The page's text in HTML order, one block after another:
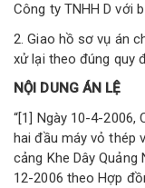
Công ty TNHH D với
2. Giao hồ sơ vụ án
xử lại theo đúng quy
NỘI DUNG ÁN LỆ
“[1] Ngày 10-4-2006,
hai đầu máy vỏ thép
cảng Khe Dây
12-2006 theo Hợp